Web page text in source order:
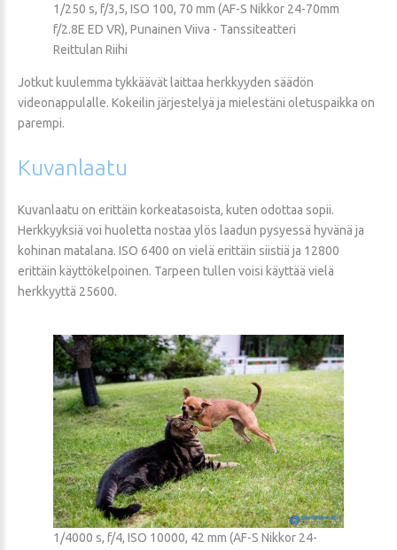
1/250 s, f/3,5, ISO 100, 70 mm (AF-S Nikkor 24-70mm
f/2.8E ED VR), Punainen Viiva - Tanssiteatteri
Reittulan Riihi
Jotkut kuulemma tykkäävät laittaa herkkyyden säädön
videonappulalle. Kokeilin järjestelyä ja mielestäni oletuspaikka on
parempi.
Kuvanlaatu
Kuvanlaatu on erittäin korkeatasoista, kuten odottaa sopii.
Herkkyyksiä voi huoletta nostaa ylös laadun pysyessä hyvänä ja
kohinan matalana. ISO 6400 on vielä erittäin siistiä ja 12800
erittäin käyttökelpoinen. Tarpeen tullen voisi käyttää vielä
herkkyyttä 25600.
1/4000 s, f/4, ISO 10000, 42 mm (AF-S Nikkor 24-